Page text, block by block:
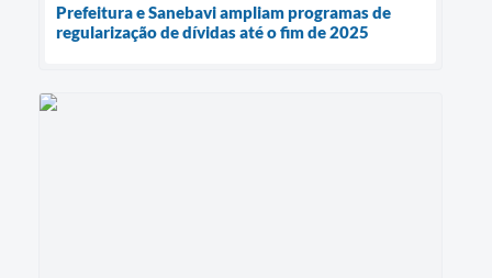
Prefeitura e Sanebavi ampliam programas de
regularização de dívidas até o fim de 2025